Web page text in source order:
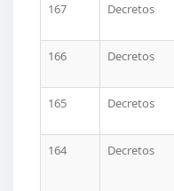
167
Decretos
166
Decretos
165
Decretos
164
Decretos